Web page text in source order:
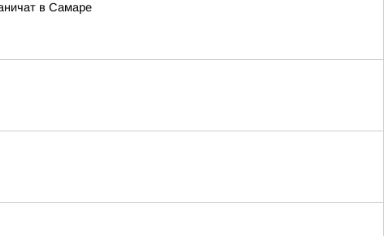
в Самаре